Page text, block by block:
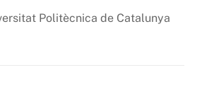
Politècnica de Catalunya